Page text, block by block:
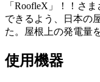
「RoofleX」！！さ
できるよう、日本の
た。屋根上の発電量
使用機器